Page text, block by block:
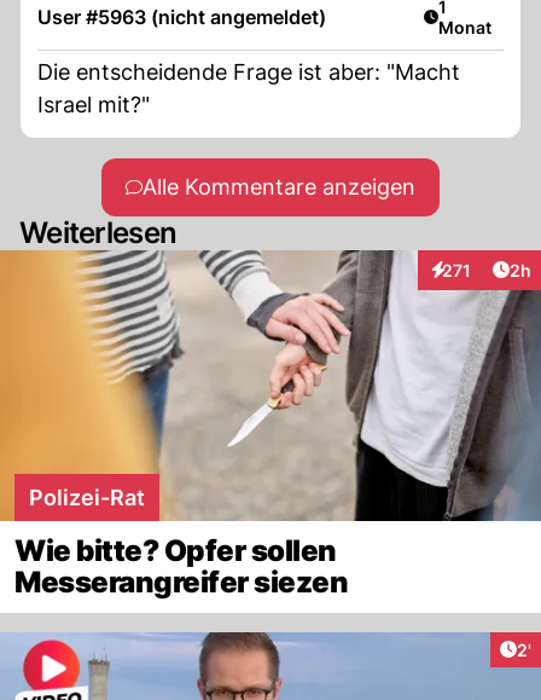
können. Genauso wie es die Hamas möchte
User #5963 (nicht angemeldet) Artikel
1
Monat
Die entscheidende Frage ist aber: "Macht
Israel mit?"
Alle Kommentare anzeigen
Weiterlesen
271
Interaktionen
2h
Polizei-Rat
Wie bitte? Opfer sollen
Messerangreifer siezen
2'